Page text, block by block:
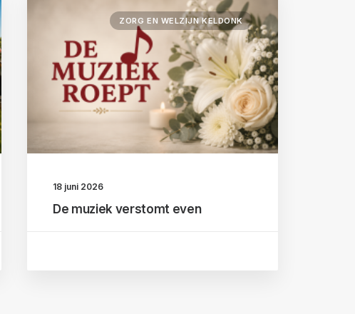
ZORG EN WELZIJN KELDONK
18 juni 2026
De muziek verstomt even